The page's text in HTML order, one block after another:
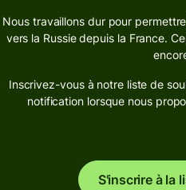
Nous travaillons dur pour
vers la Russie depuis la France.
Inscrivez-vous à notre liste de
notification lorsque nous
S'inscrire à la